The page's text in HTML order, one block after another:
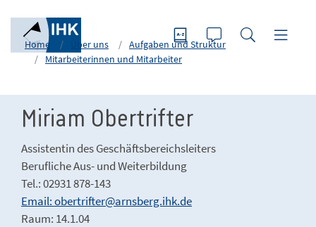
Home Über uns
Aufgaben und Struktur
Mitarbeiterinnen und Mitarbeiter
Miriam Obertrifter
Assistentin des Geschäftsbereichsleiters
Berufliche Aus- und Weiterbildung
Tel.: 02931 878-143
Email: obertrifter@arnsberg.ihk.de
Raum: 14.1.04